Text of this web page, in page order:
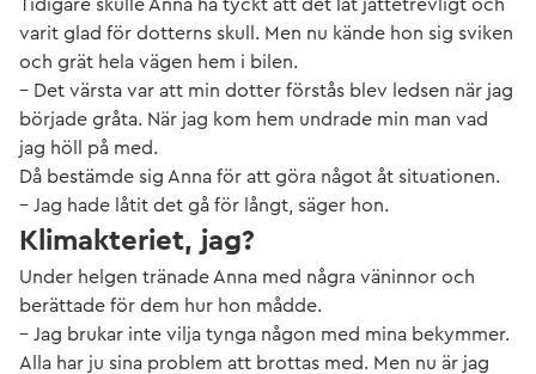
Tidigare skulle Anna ha tyckt att det lät jättetrevligt och
varit glad för dotterns skull. Men nu kände hon sig sviken
och grät hela vägen hem i bilen.
– Det värsta var att min dotter förstås blev ledsen när jag
började gråta. När jag kom hem undrade min man vad
jag höll på med.
Då bestämde sig Anna för att göra något åt situationen.
– Jag hade låtit det gå för långt, säger hon.
Klimakteriet, jag?
Under helgen tränade Anna med några väninnor och
berättade för dem hur hon mådde.
– Jag brukar inte vilja tynga någon med mina bekymmer.
Alla har ju sina problem att brottas med. Men nu är jag